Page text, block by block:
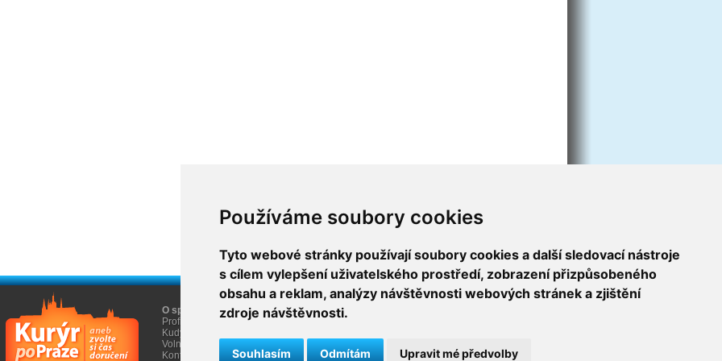
Používáme soubory cookies
Tyto webové stránky používají soubory cookies a další sledovací nástroje
s cílem vylepšení uživatelského prostředí, zobrazení přizpůsobeného
obsahu a reklam, analýzy návštěvnosti webových stránek a zjištění
zdroje návštěvnosti.
Souhlasím Odmítám Upravit mé předvolby
O společnosti
Profil firmy AGEM
Kudy k nám
Volná místa
Kontakty
O nákupu
Obchodní informace